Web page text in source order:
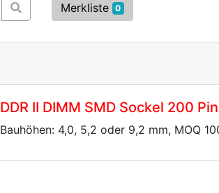
Merkliste 0
DDR II DIMM SMD Sockel 200
Bauhöhen: 4,0, 5,2 oder 9,2 mm, MOQ